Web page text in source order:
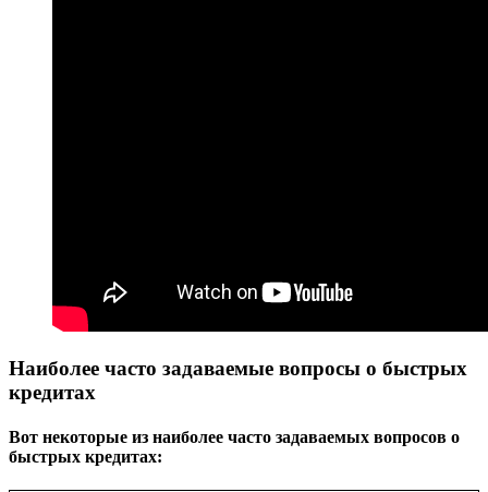
Наиболее часто задаваемые вопросы о быстрых
кредитах
Вот некоторые из наиболее часто задаваемых вопросов о
быстрых кредитах: